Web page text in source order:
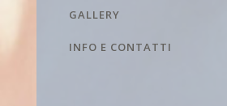
GALLERY
INFO E CONTATTI